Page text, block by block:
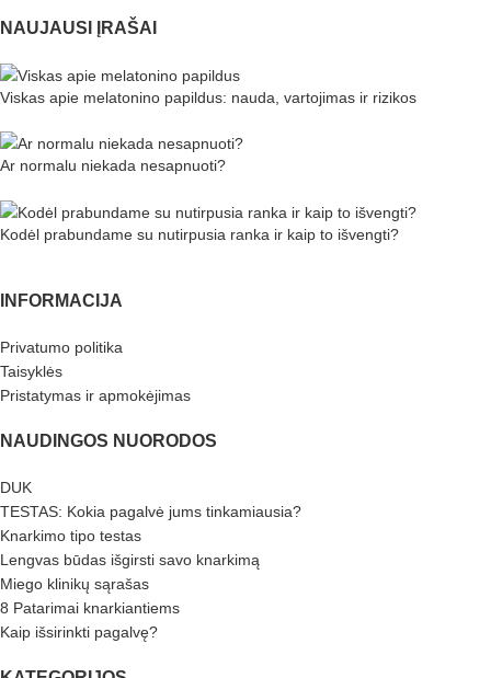
NAUJAUSI ĮRAŠAI
Viskas apie melatonino papildus: nauda, vartojimas ir rizikos
Ar normalu niekada nesapnuoti?
Kodėl prabundame su nutirpusia ranka ir kaip to išvengti?
INFORMACIJA
Privatumo politika
Taisyklės
Pristatymas ir apmokėjimas
NAUDINGOS NUORODOS
DUK
TESTAS: Kokia pagalvė jums tinkamiausia?
Knarkimo tipo testas
Lengvas būdas išgirsti savo knarkimą
Miego klinikų sąrašas
8 Patarimai knarkiantiems
Kaip išsirinkti pagalvę?